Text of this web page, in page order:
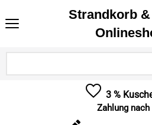
Strandkorb &
3 %
Zahlung nach